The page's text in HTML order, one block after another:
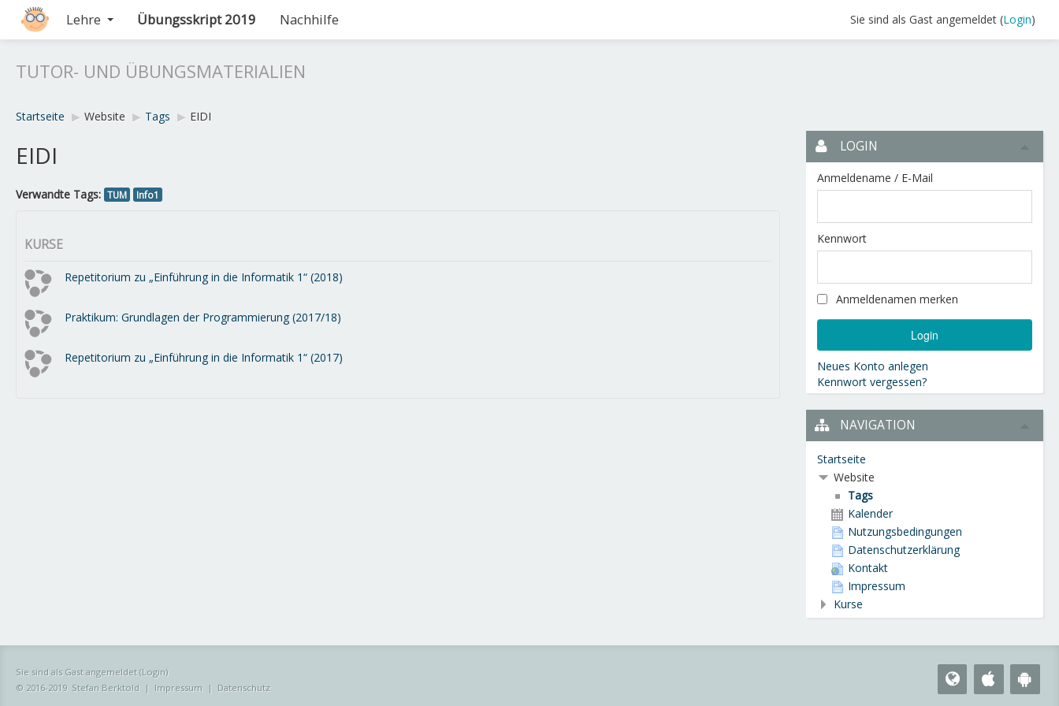
Sie sind als Gast angemeldet (Login)
Lehre Übungsskript 2019 Nachhilfe
TUTOR- UND ÜBUNGSMATERIALIEN
Startseite ▶︎ Website ▶︎ Tags ▶︎ EIDI
EIDI
Verwandte Tags: TUM Info1
KURSE
Repetitorium zu „Einführung in die Informatik 1“ (2018)
Praktikum: Grundlagen der Programmierung (2017/18)
Repetitorium zu „Einführung in die Informatik 1“ (2017)
LOGIN
Anmeldename / E-Mail
Kennwort
Anmeldenamen merken
Neues Konto anlegen
Kennwort vergessen?
NAVIGATION
Startseite
Website
Tags
Kalender
Nutzungsbedingungen
Datenschutzerklärung
Kontakt
Impressum
Kurse
Sie sind als Gast angemeldet (Login)
© 2016-2019 Stefan Berktold | Impressum | Datenschutz